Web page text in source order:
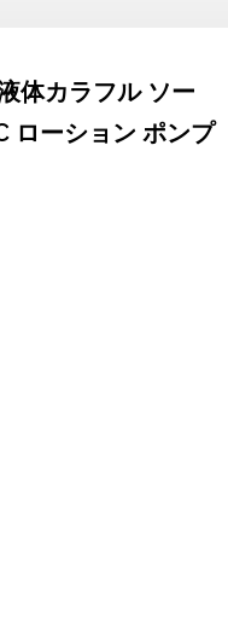
体カラフル ソー
ローション ポンプ